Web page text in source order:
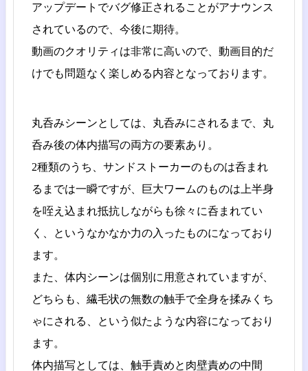
アップデートでバグ修正されることがアナウンス
されているので、今後に期待。
動画のクオリティは非常に高いので、動画目的だ
けでも問題なく楽しめる内容となっております。
丸呑みシーンとしては、丸呑みにされるまで、丸
呑み後の体内描写の両方の要素あり。
2種類のうち、サンドストーカーのものは呑まれ
るまでは一瞬ですが、巨大ワームのものは上半身
を咥え込まれ抵抗しながらも徐々に呑まれてい
く、というなかなか力の入ったものになっており
ます。
また、体内シーンは個別に用意されていますが、
どちらも、繊毛状の無数の触手で全身を揉みくち
ゃにされる、という似たような内容になっており
ます。
体内描写としては、触手責めと肉壁責めの中間